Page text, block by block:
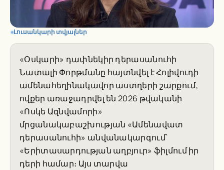
Լուսանկարի տվյալներ
«Օսկարի» դափնեկիր դերասանուհի
Նատալի Փորթմանը հայտնվել է Հոլիվուդի
ամենահեղինակավոր աստղերի շարքում,
ովքեր առաջադրվել են 2026 թվականի
«Ոսկե Ազնվամորի»
մրցանակաբաշխության «Ամենավատ
դերասանուհի» անվանակարգում՝
«Երիտասարդության աղբյուր» ֆիլմում իր
դերի համար։ Այս տարվա